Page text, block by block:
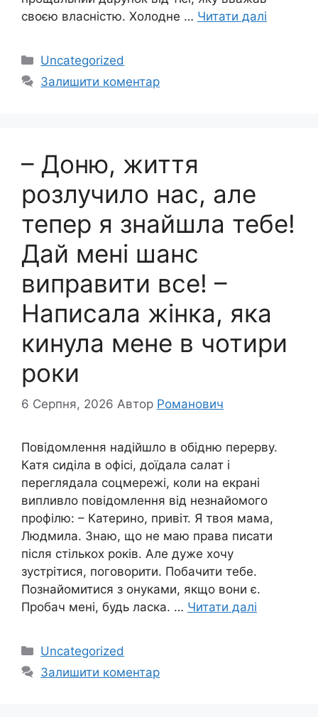
своєю власністю. Холодне … Читати далі
Категорії
Uncategorized
Залишити коментар
– Доню, життя
розлучило нас, але
тепер я знайшла тебе!
Дай мені шанс
виправити все! –
Написала жінка, яка
кинула мене в чотири
роки
6 Серпня, 2026 Автор Романович
Повідомлення надійшло в обідню перерву.
Катя сиділа в офісі, доїдала салат і
переглядала соцмережі, коли на екрані
випливло повідомлення від незнайомого
профілю: – Катерино, привіт. Я твоя мама,
Людмила. Знаю, що не маю права писати
після стількох років. Але дуже хочу
зустрітися, поговорити. Побачити тебе.
Познайомитися з онуками, якщо вони є.
Пробач мені, будь ласка. … Читати далі
Категорії
Uncategorized
Залишити коментар